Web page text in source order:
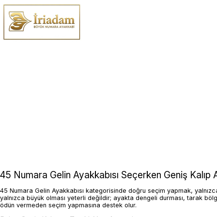
45 Numara Gelin Ayakkabısı Seçerken Geniş Kalıp
45 Numara Gelin Ayakkabısı kategorisinde doğru seçim yapmak,
yalnızca büyük olması yeterli değildir; ayakta dengeli durması, tarak
ödün vermeden seçim yapmasına destek olur.